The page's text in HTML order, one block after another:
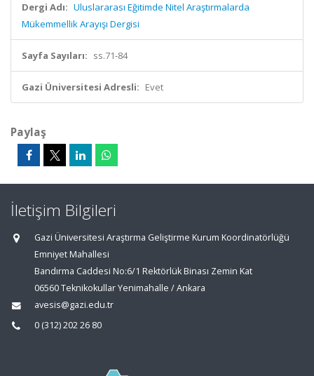
Dergi Adı: Uluslararası Eğitimde Nitel Araştırmalarda
Mükemmellik Arayışı Dergisi
Sayfa Sayıları: ss.71-84
Gazi Üniversitesi Adresli: Evet
Paylaş
İletişim Bilgileri
Gazi Üniversitesi Araştırma Geliştirme Kurum Koordinatörlüğü
Emniyet Mahallesi
Bandırma Caddesi No:6/1 Rektörlük Binası Zemin Kat
06560 Teknikokullar Yenimahalle / Ankara
avesis@gazi.edu.tr
0 (312) 202 26 80